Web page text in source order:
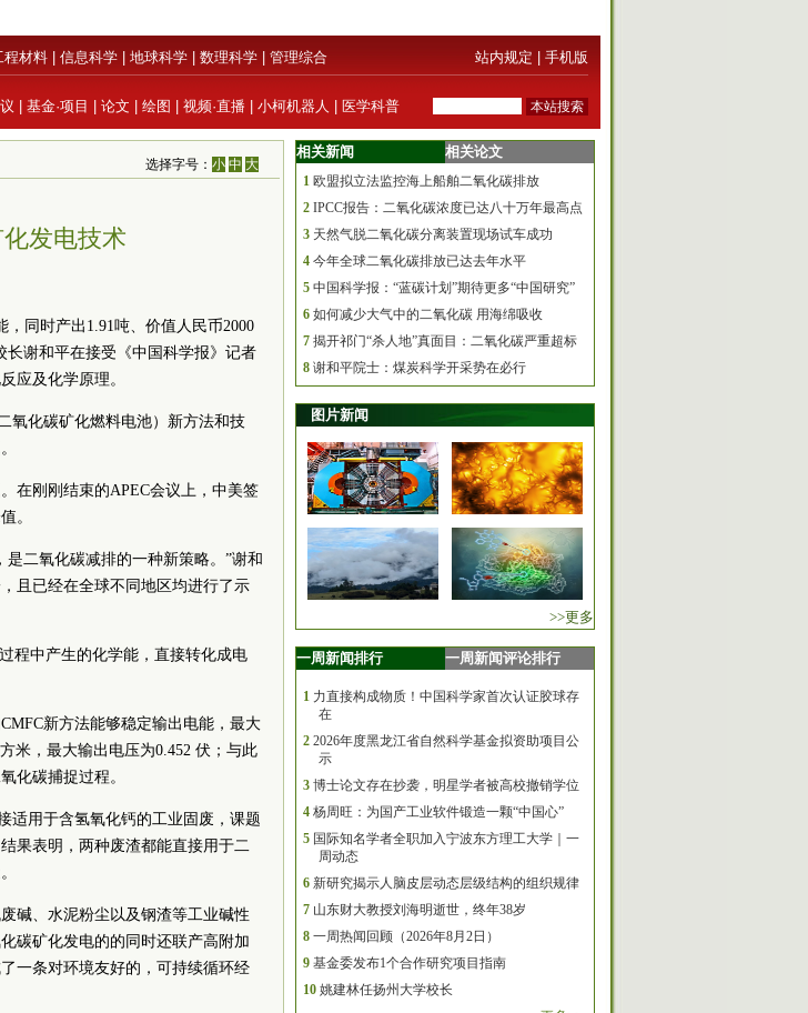
程材料 信息科学 地球科学 数理科学 管理综合 站内规定 手机版
基金·项目 论文 绘图 视频·直播 小柯机器人 医学科普
选择字号：小 中 大
发电技术
同时产出1.91吨、价值人民币2000
长谢和平在接受《中国科学报》记者
应及化学原理。
氧化碳矿化燃料电池）新方法和技
在刚刚结束的APEC会议上，中美签
。
二氧化碳减排的一种新策略。”谢和
且已经在全球不同地区均进行了示
程中产生的化学能，直接转化成电
新方法能够稳定输出电能，最大
米，最大输出电压为0.452 伏；与此
化碳捕捉过程。
适用于含氢氧化钙的工业固废，课题
果表明，两种废渣都能直接用于二
碱、水泥粉尘以及钢渣等工业碱性
碳矿化发电的的同时还联产高附加
一条对环境友好的，可持续循环经
相关新闻 相关论文
1 欧盟拟立法监控海上船舶二氧化碳排放
2 IPCC报告：二氧化碳浓度已达八十万年最高点
3 天然气脱二氧化碳分离装置现场试车成功
4 今年全球二氧化碳排放已达去年水平
5 中国科学报：“蓝碳计划”期待更多“中国研究”
6 如何减少大气中的二氧化碳 用海绵吸收
7 揭开祁门“杀人地”真面目：二氧化碳严重超标
8 谢和平院士：煤炭科学开采势在必行
图片新闻
>>更多
一周新闻排行 一周新闻评论排行
1 力直接构成物质！中国科学家首次认证胶球存
在
2 2026年度黑龙江省自然科学基金拟资助项目公
示
3 博士论文存在抄袭，明星学者被高校撤销学位
4 杨周旺：为国产工业软件锻造一颗“中国心”
5 国际知名学者全职加入宁波东方理工大学｜一
周动态
6 新研究揭示人脑皮层动态层级结构的组织规律
7 山东财大教授刘海明逝世，终年38岁
8 一周热闻回顾（2026年8月2日）
9 基金委发布1个合作研究项目指南
10 姚建林任扬州大学校长